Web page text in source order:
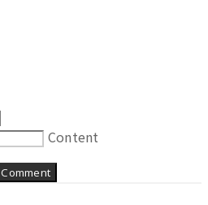
Content
Comment